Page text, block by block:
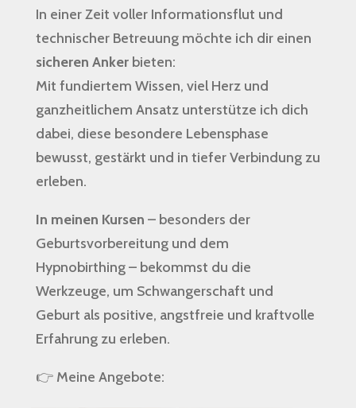
In einer Zeit voller Informationsflut und
technischer Betreuung möchte ich dir einen
sicheren Ankerbieten:
Mit fundiertem Wissen, viel Herz und
ganzheitlichem Ansatz unterstütze ich dich
dabei, diese besondere Lebensphase
bewusst, gestärkt und in tiefer Verbindung zu
erleben.
In meinen Kursen – besonders der
Geburtsvorbereitung und dem
Hypnobirthing – bekommst du die
Werkzeuge, um Schwangerschaft und
Geburt als positive, angstfreie und kraftvolle
Erfahrung zu erleben.
👉 Meine Angebote: